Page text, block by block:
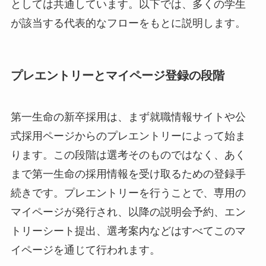
としては共通しています。以下では、多くの学生
が該当する代表的なフローをもとに説明します。
プレエントリーとマイページ登録の段階
第一生命の新卒採用は、まず就職情報サイトや公
式採用ページからのプレエントリーによって始ま
ります。この段階は選考そのものではなく、あく
まで第一生命の採用情報を受け取るための登録手
続きです。プレエントリーを行うことで、専用の
マイページが発行され、以降の説明会予約、エン
トリーシート提出、選考案内などはすべてこのマ
イページを通じて行われます。